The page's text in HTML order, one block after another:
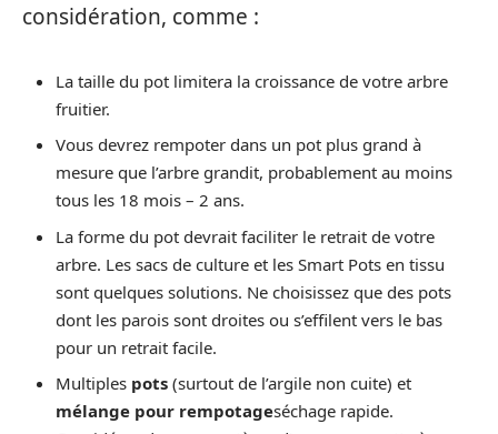
considération, comme :
La taille du pot limitera la croissance de votre arbre
fruitier.
Vous devrez rempoter dans un pot plus grand à
mesure que l’arbre grandit, probablement au moins
tous les 18 mois – 2 ans.
La forme du pot devrait faciliter le retrait de votre
arbre. Les sacs de culture et les Smart Pots en tissu
sont quelques solutions. Ne choisissez que des pots
dont les parois sont droites ou s’effilent vers le bas
pour un retrait facile.
Multiples pots (surtout de l’argile non cuite) et
mélange pour rempotageséchage rapide.